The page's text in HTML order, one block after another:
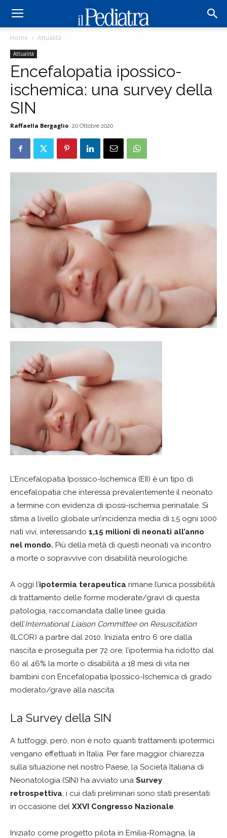
Home Attualità
Attualità
Encefalopatia ipossico-
ischemica: una survey della
SIN
Raffaella Bergaglio 20 Ottobre 2020
L’Encefalopatia Ipossico-Ischemica (EII) è un tipo di
encefalopatia che interessa prevalentemente il neonato
a termine con evidenza di ipossi-ischemia perinatale. Si
stima a livello globale un’incidenza media di 1,5 ogni 1000
nati vivi, interessando 1,15 milioni di neonati all’anno
nel mondo. Più della metà di questi neonati va incontro
a morte o sopravvive con disabilità neurologiche.
A oggi l’ipotermia terapeutica rimane l’unica possibilità
di trattamento delle forme moderate/gravi di questa
patologia, raccomandata dalle linee guida
dell’International Liaison Committee on Resuscitation
(ILCOR) a partire dal 2010. Iniziata entro 6 ore dalla
nascita e proseguita per 72 ore, l’ipotermia ha ridotto dal
60 al 46% la morte o disabilità a 18 mesi di vita nei
bambini con Encefalopatia Ipossico-Ischemica di grado
moderato/grave alla nascita.
La Survey della SIN
A tutt’oggi, però, non è noto quanti trattamenti ipotermici
vengano effettuati in Italia. Per fare maggior chiarezza
sulla situazione nel nostro Paese, la Società Italiana di
Neonatologia (SIN) ha avviato una Survey
retrospettiva, i cui dati preliminari sono stati presentati
in occasione del XXVI Congresso Nazionale.
Iniziato come progetto pilota in Emilia-Romagna, la